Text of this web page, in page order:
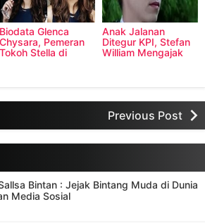
Biodata Glenca
Chysara, Pemeran
Tokoh Stella di
Anak Jalanan
Ditegur KPI, Stefan
William Mengajak
Previous Post
Bintan : Jejak Bintang Muda di Dunia
Media Sosial